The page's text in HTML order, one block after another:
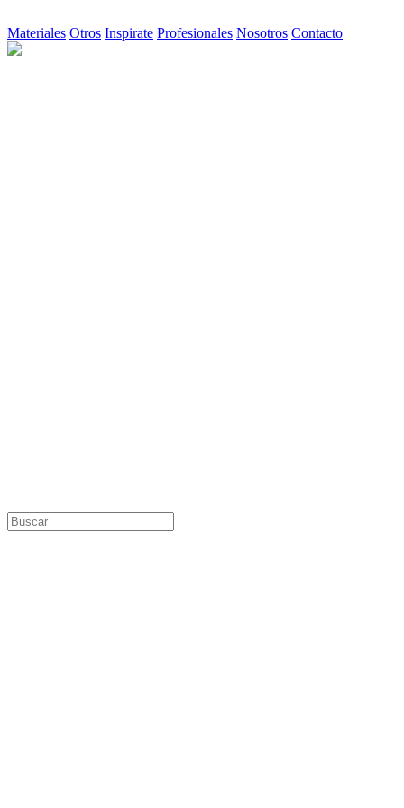
Materiales Otros Inspirate Profesionales Nosotros Contacto